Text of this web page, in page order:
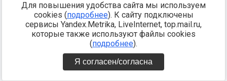
Для повышения удобства сайта мы используем
cookies (подробнее). К сайту подключены
сервисы Yandex.Metrika, LiveInternet, top.mail.ru,
которые также используют файлы cookies
(подробнее).
Я согласен/согласна